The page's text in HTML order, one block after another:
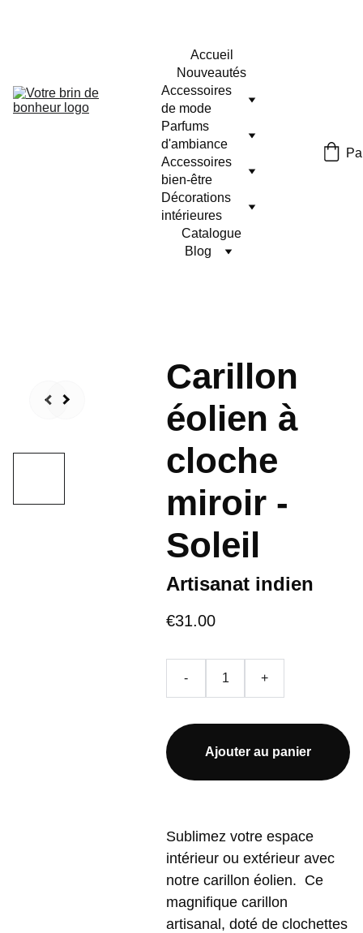
Accueil
Nouveautés
Accessoires
de mode
Parfums
d'ambiance
Accessoires
bien-être
Décorations
intérieures
Catalogue
Blog
Carillon
éolien à
cloche
miroir -
Soleil
Artisanat indien
€31.00
- +
Ajouter au panier
Sublimez votre espace
intérieur ou extérieur avec
notre carillon éolien. Ce
magnifique carillon
artisanal, doté de clochettes